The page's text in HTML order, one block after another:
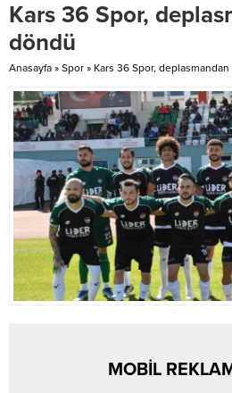
Kars 36 Spor,
döndü
Anasayfa » Spor » Kars 36 Spor,
MOBİL